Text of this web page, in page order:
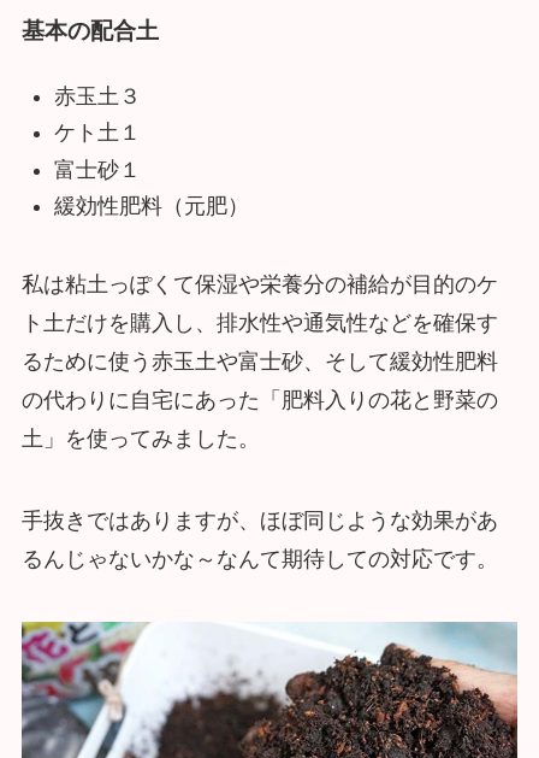
基本の配合土
赤玉土３
ケト土１
富士砂１
緩効性肥料（元肥）
私は粘土っぽくて保湿や栄養分の補給が目的のケ
ト土だけを購入し、排水性や通気性などを確保す
るために使う赤玉土や富士砂、そして緩効性肥料
の代わりに自宅にあった「肥料入りの花と野菜の
土」を使ってみました。
手抜きではありますが、ほぼ同じような効果があ
るんじゃないかな～なんて期待しての対応です。